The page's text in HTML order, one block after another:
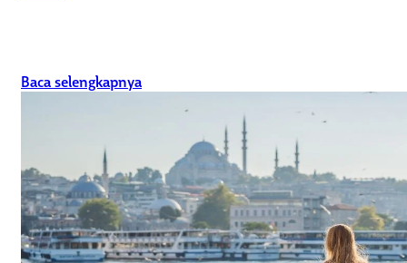
Baca selengkapnya